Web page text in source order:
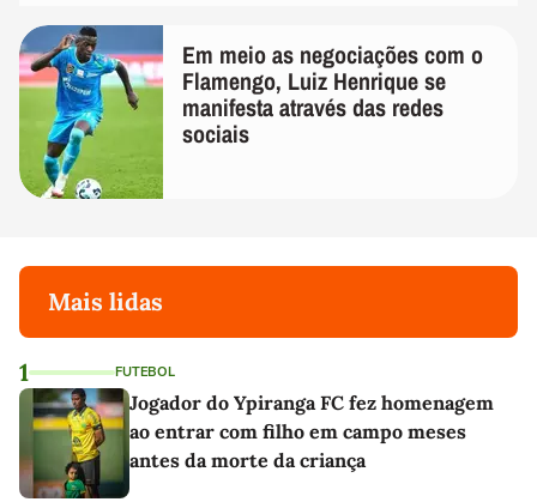
Em meio as negociações com o
Flamengo, Luiz Henrique se
manifesta através das redes
sociais
Mais lidas
1 FUTEBOL
Jogador do Ypiranga FC fez homenagem
ao entrar com filho em campo meses
antes da morte da criança